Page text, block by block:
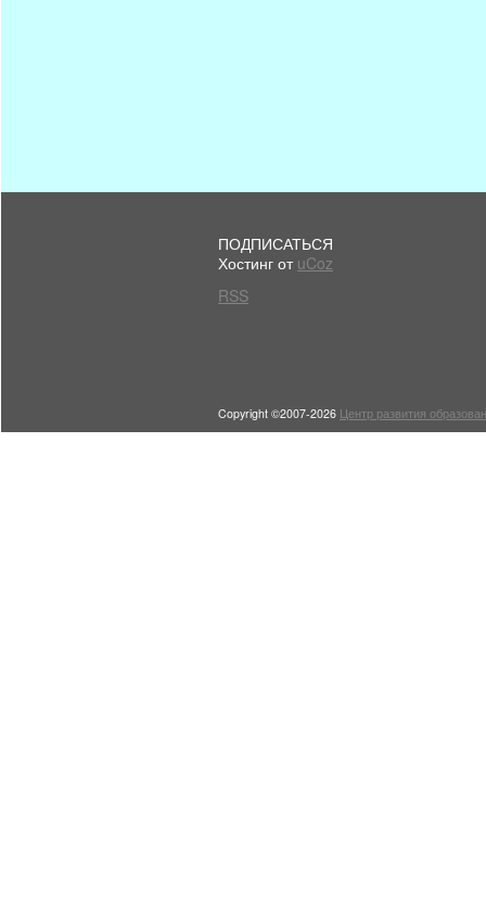
ПОДПИСАТЬСЯ
Хостинг от uCoz
RSS
Copyright ©2007-2026 Центр развития